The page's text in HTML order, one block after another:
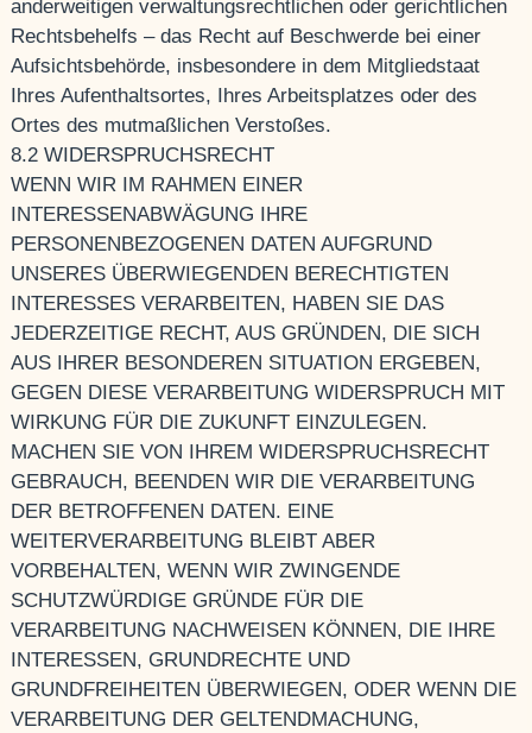
anderweitigen verwaltungsrechtlichen oder gerichtlichen
Rechtsbehelfs – das Recht auf Beschwerde bei einer
Aufsichtsbehörde, insbesondere in dem Mitgliedstaat
Ihres Aufenthaltsortes, Ihres Arbeitsplatzes oder des
Ortes des mutmaßlichen Verstoßes.
8.2 WIDERSPRUCHSRECHT
WENN WIR IM RAHMEN EINER
INTERESSENABWÄGUNG IHRE
PERSONENBEZOGENEN DATEN AUFGRUND
UNSERES ÜBERWIEGENDEN BERECHTIGTEN
INTERESSES VERARBEITEN, HABEN SIE DAS
JEDERZEITIGE RECHT, AUS GRÜNDEN, DIE SICH
AUS IHRER BESONDEREN SITUATION ERGEBEN,
GEGEN DIESE VERARBEITUNG WIDERSPRUCH MIT
WIRKUNG FÜR DIE ZUKUNFT EINZULEGEN.
MACHEN SIE VON IHREM WIDERSPRUCHSRECHT
GEBRAUCH, BEENDEN WIR DIE VERARBEITUNG
DER BETROFFENEN DATEN. EINE
WEITERVERARBEITUNG BLEIBT ABER
VORBEHALTEN, WENN WIR ZWINGENDE
SCHUTZWÜRDIGE GRÜNDE FÜR DIE
VERARBEITUNG NACHWEISEN KÖNNEN, DIE IHRE
INTERESSEN, GRUNDRECHTE UND
GRUNDFREIHEITEN ÜBERWIEGEN, ODER WENN DIE
VERARBEITUNG DER GELTENDMACHUNG,